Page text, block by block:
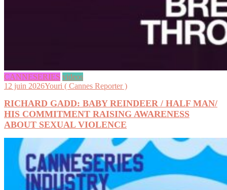
CANNESERIES videos
12 juin 2026Youri ( Cannes Reporter )
RICHARD GADD: BABY REINDEER / HALF MAN/
HIS COMMITMENT RAISING AWARENESS
ABOUT SEXUAL VIOLENCE